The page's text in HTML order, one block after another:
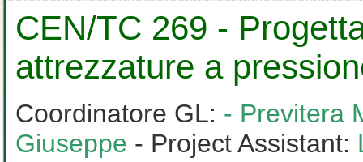
CEN/TC 269 -
attrezzature a
Coordinatore GL: - Previtera
Giuseppe - Project Assistant: